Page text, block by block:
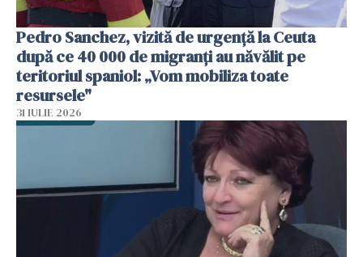
Pedro Sanchez, vizită de urgență la Ceuta
după ce 40 000 de migranți au năvălit pe
teritoriul spaniol: „Vom mobiliza toate
resursele"
31 IULIE 2026